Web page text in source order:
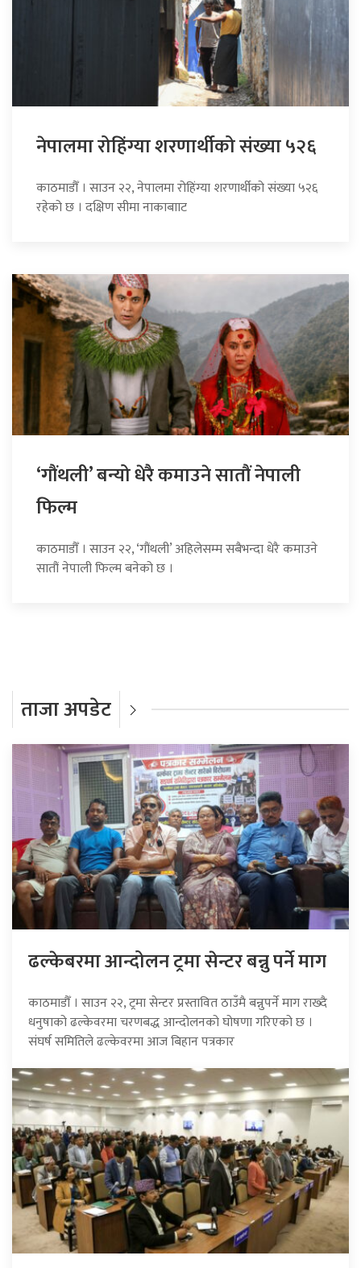
नेपालमा रोहिंग्या शरणार्थीको संख्या ५२६
काठमाडौँ । साउन २२, नेपालमा रोहिंग्या शरणार्थीको संख्या ५२६
रहेको छ । दक्षिण सीमा नाकाबााट
‘गौंथली’ बन्यो धेरै कमाउने सातौं नेपाली
फिल्म
काठमाडौँ । साउन २२, ‘गौंथली’ अहिलेसम्म सबैभन्दा धेरै कमाउने
सातौं नेपाली फिल्म बनेको छ ।
ताजा अपडेट
ढल्केबरमा आन्दोलन ट्रमा सेन्टर बन्नु पर्ने माग
काठमाडौँ । साउन २२, ट्रमा सेन्टर प्रस्तावित ठाउँमै बन्नुपर्ने माग राख्दै
धनुषाको ढल्केवरमा चरणबद्ध आन्दोलनको घोषणा गरिएको छ ।
संघर्ष समितिले ढल्केवरमा आज बिहान पत्रकार